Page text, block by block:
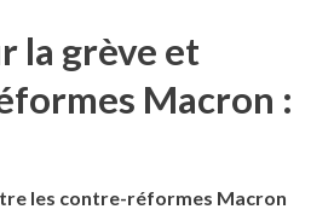
la grève et
Macron :
les contre-réformes Macron